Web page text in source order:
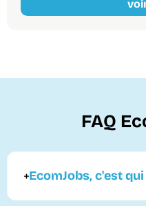
FAQ
EcomJobs, c'est qui